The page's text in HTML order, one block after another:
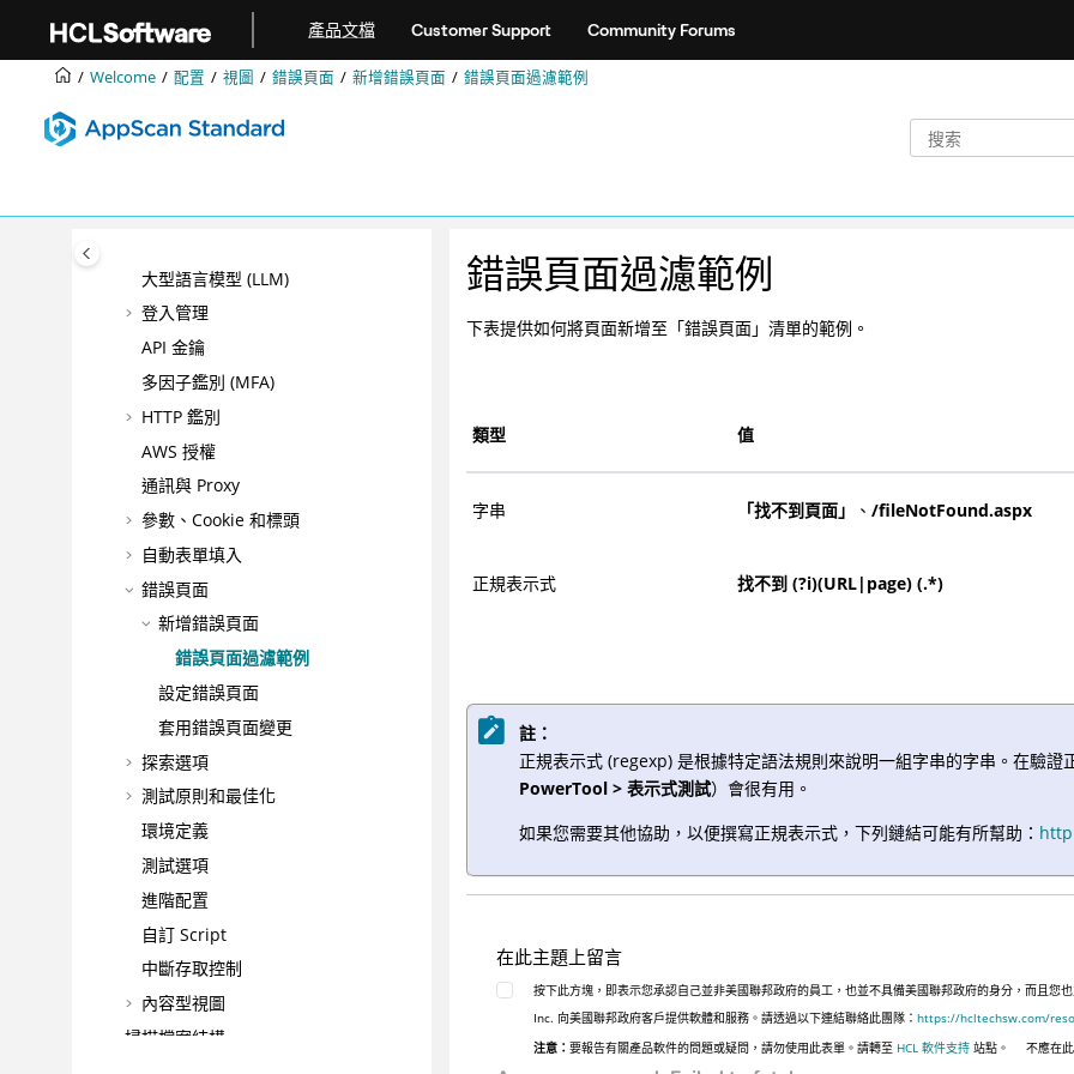
產品文檔 Customer Support Community Forums
Welcome 配置 視圖 錯誤頁面 新增錯誤頁面 錯誤頁面過濾範例
配置
預設
起始 URL 和網域
大型語言模型 (LLM)
登入管理
API 金鑰
多因子鑑別 (MFA)
HTTP 鑑別
AWS 授權
通訊與 Proxy
參數、Cookie 和標頭
自動表單填入
錯誤頁面
新增錯誤頁面
錯誤頁面過濾範例
設定錯誤頁面
套用錯誤頁面變更
探索選項
測試原則和最佳化
環境定義
測試選項
進階配置
自訂 Script
中斷存取控制
內容型視圖
掃描檔案結構
錯誤頁面過濾範例
下表提供如何將頁面新增至「錯誤頁面」清單的範例。
類型 值
字串 「找不到頁面」 、/fileNotFound.aspx
正規表示式 找不到 (?i)(URL|page) (.*)
註：
正規表示式 (regexp) 是根據特定語法規則來說明一組字串的字串。在驗
PowerTool > 表示式測試）會很有用。
如果您需要其他協助，以便撰寫正規表示式，下列鏈結可能有所幫助：
在此主題上留言
按下此方塊，即表示您承認自己並非美國聯邦政府的員工，也並不具備美國聯邦政府的身分，而且您
Inc. 向美國聯邦政府客戶提供軟體和服務。請透過以下連結聯絡此團隊：https://hcltechsw.com/
注意：要報告有關產品軟件的問題或疑問，請勿使用此表單。請轉至 HCL 軟件支持 站點。 不應在